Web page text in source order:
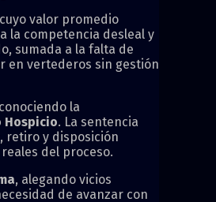
valor promedio
la competencia desleal y
sumada a la falta de
en vertederos sin gestión
la
Hospicio. La sentencia
retiro y disposición
del proceso.
, alegando vicios
de avanzar con